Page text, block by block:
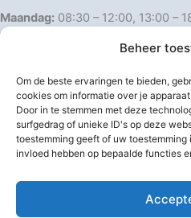
Beheer
Om de beste ervaringen te bieden,
cookies om informatie over je
Door in te stemmen met deze
surfgedrag of unieke ID's op deze
toestemming geeft of uw
invloed hebben op bepaalde functies
Maandag: 08:30 – 12:00, 13:00 –
Dinsdag:
08:30 – 12:00, 13:00 –
Donderdag: 08:30 – 12:00, 13:00
Vrijdag: 08:30 – 12:00, 13:00 –
Zaterdag: 08:30 – 16:00
Zondag: Gesloten